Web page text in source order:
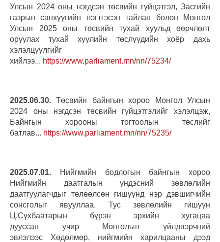
Улсын 2024 оны нэгдсэн төсвийн гүйцэтгэл, Засгийн
газрын санхүүгийн нэгтгэсэн тайлан болон Монгол
Улсын 2025 оны төсвийн тухай хуульд өөрчлөлт
оруулах тухай хуулийн төслүүдийн хоёр дахь
хэлэлцүүлгийг
хийлээ... https://www.parliament.mn/nn/75234/
2025.06.30. Төсвийн байнгын хороо Монгол Улсын
2024 оны нэгдсэн төсвийн гүйцэтгэлийг хэлэлцэж,
Байнгын хорооны тогтоолын төслийг
батлав... https://www.parliament.mn/nn/75235/
2025.07.01. Нийгмийн бодлогын байнгын хороо
Нийгмийн даатгалын үндэсний зөвлөлийн
даатгуулагчдыг төлөөлсөн гишүүнд нэр дэвшигчийн
сонсголыг явууллаа. Тус зөвлөлийн гишүүн
Ц.Сүхбаатарын бүрэн эрхийн хугацаа
дууссан учир Монголын үйлдвэрчний
эвлэлээс Хөдөлмөр, нийгмийн харилцааны дээд